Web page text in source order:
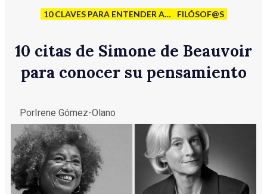
10 CLAVES PARA ENTENDER A… FILÓSOF@S
10 citas de Simone de Beauvoir
para conocer su pensamiento
PorIrene Gómez-Olano